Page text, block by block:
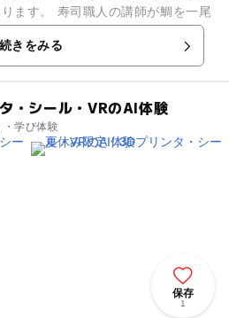
師が鯛を一尾
、骨、内臓など魚の体の仕組みを
続きをみる
・シール・VRのAI体験
・学び体験
保存
1